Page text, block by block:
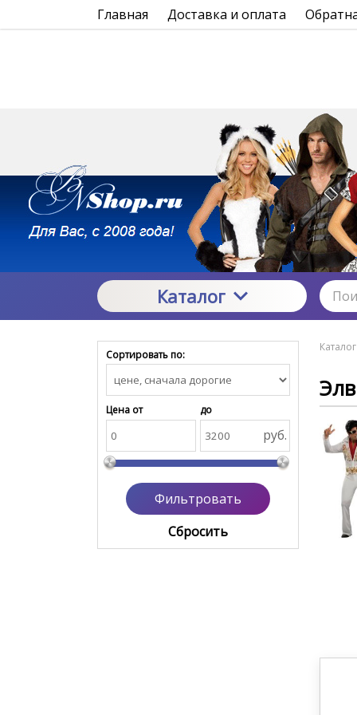
Главная Доставка и оплата
Каталог
Сортировать по:
Цена от до
руб.
Cбросить
Каталог